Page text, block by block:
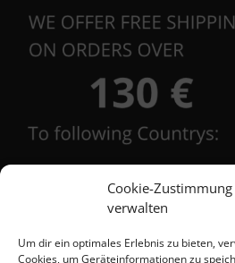
Cookie-Zustimmung
verwalten
Um dir ein optimales Erlebnis zu bieten,
Cookies, um Geräteinformationen zu
Contact